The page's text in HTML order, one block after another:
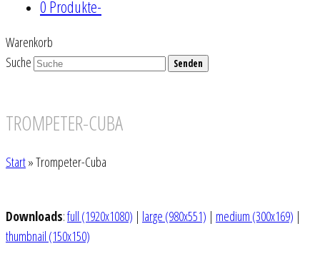
0 Produkte-
Warenkorb
Suche
Senden
TROMPETER-CUBA
Start»Trompeter-Cuba
Downloads:full (1920x1080) | large (980x551) | medium (300x169) |
thumbnail (150x150)